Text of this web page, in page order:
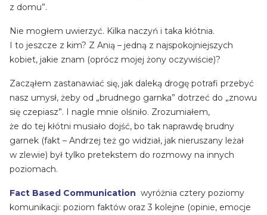
z domu”.
Nie mogłem uwierzyć. Kilka naczyń i taka kłótnia.
I to jeszcze z kim? Z Anią – jedną z najspokojniejszych
kobiet, jakie znam (oprócz mojej żony oczywiście)?
Zacząłem zastanawiać się, jak daleką drogę potrafi przebyć
nasz umysł, żeby od „brudnego garnka” dotrzeć do „znowu
się czepiasz”. I nagle mnie olśniło. Zrozumiałem,
że do tej kłótni musiało dojść, bo tak naprawdę brudny
garnek (fakt – Andrzej też go widział, jak nieruszany leżał
w zlewie) był tylko pretekstem do rozmowy na innych
poziomach.
Fact Based Communication wyróżnia cztery poziomy
komunikacji: poziom faktów oraz 3 kolejne (opinie, emocje